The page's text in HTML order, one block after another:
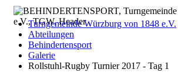
Turngemeinde Würzburg von 1848 e.V.
Abteilungen
Behindertensport
Galerie
Rollstuhl-Rugby Turnier 2017 - Tag 1